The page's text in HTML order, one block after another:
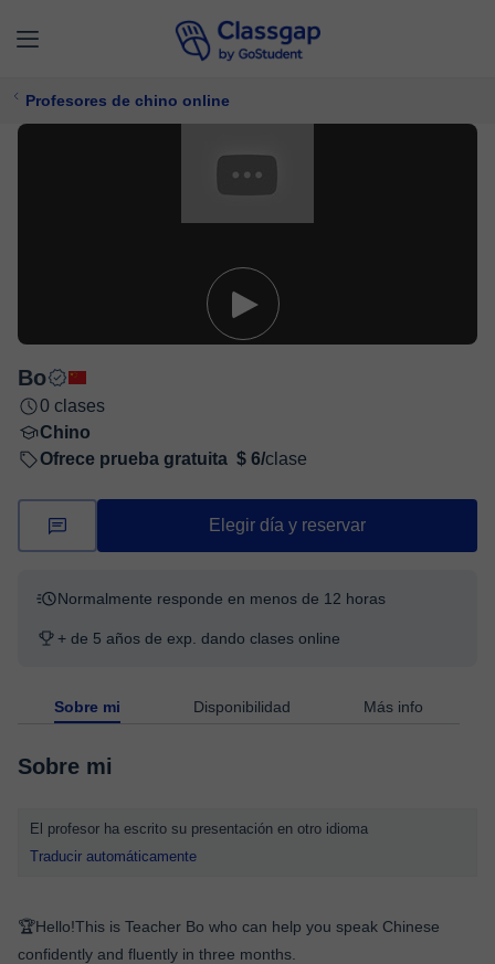
Profesores de chino online
Bo
0 clases
Chino
Ofrece prueba gratuita $ 6/clase
Elegir día y reservar
Normalmente responde en menos de 12 horas
+ de 5 años de exp. dando clases online
Sobre mi Disponibilidad Más info
Sobre mi
El profesor ha escrito su presentación en otro idioma
Traducir automáticamente
🏆Hello!This is Teacher Bo who can help you speak Chinese
confidently and fluently in three months.